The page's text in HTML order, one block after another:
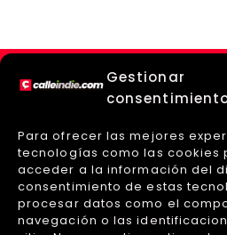
Gestionar
Para ofrecer las mejores
tecnologías como las cookies
acceder a la información del
consentimiento de estas
procesar datos como el
navegación o las